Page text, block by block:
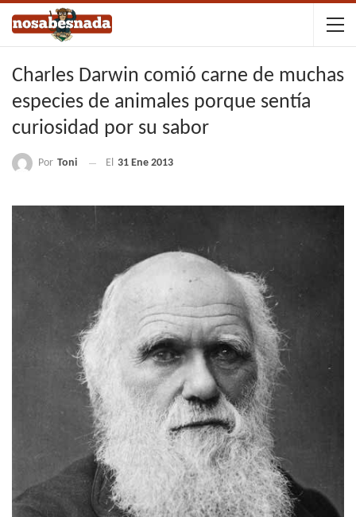
Charles Darwin comió carne de muchas
especies de animales porque sentía
curiosidad por su sabor
Por Toni El 31 Ene 2013